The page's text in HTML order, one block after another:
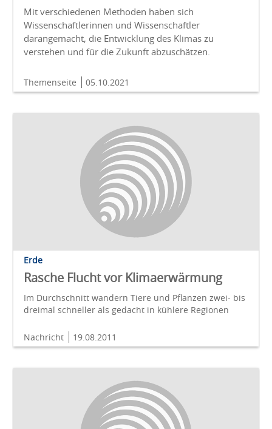
Mit verschiedenen Methoden haben sich
Wissenschaftlerinnen und Wissenschaftler
darangemacht, die Entwicklung des Klimas zu
verstehen und für die Zukunft abzuschätzen.
Themenseite 05.10.2021
Erde
Rasche Flucht vor Klimaerwärmung
Im Durchschnitt wandern Tiere und Pflanzen zwei- bis
dreimal schneller als gedacht in kühlere Regionen
Nachricht 19.08.2011